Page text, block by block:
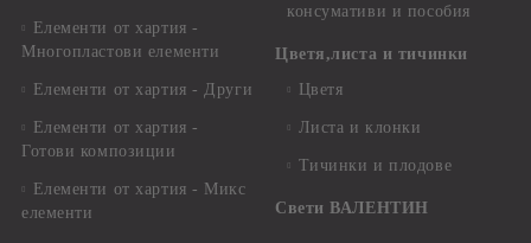
Елементи от хартия -
Многопластови елементи
Елементи от хартия - Други
Елементи от хартия -
Готови композиции
Елементи от хартия - Микс
елементи
консумативи и пособия
Цветя,листа и тичинки
Цветя
Листа и клонки
Тичинки и плодове
Свети ВАЛЕНТИН